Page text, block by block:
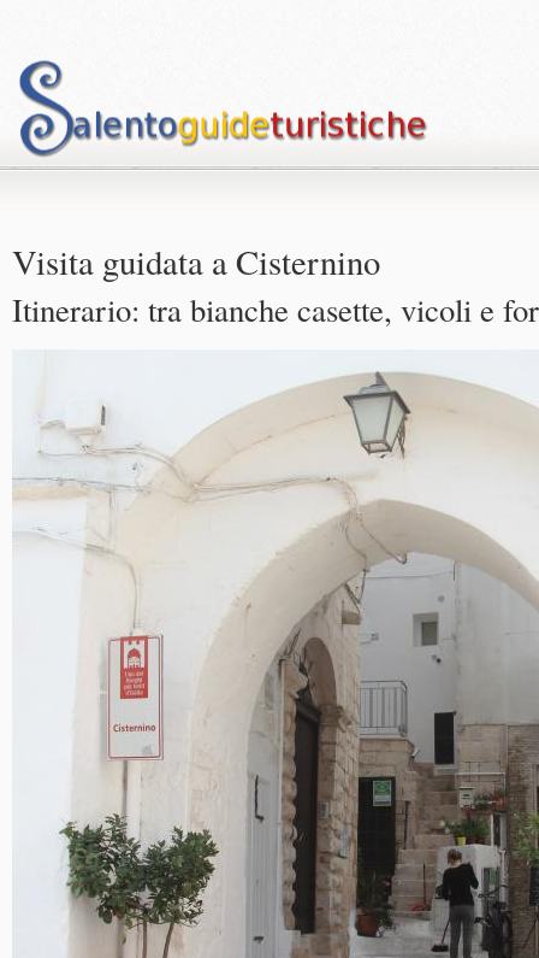
Visita guidata a Cisternino
Itinerario: tra bianche casette, vicoli e